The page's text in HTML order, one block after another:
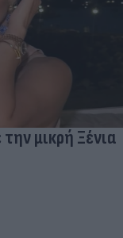
μικρή Ξένια